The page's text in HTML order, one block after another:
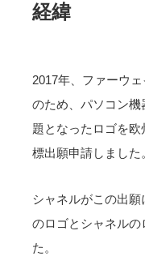
経緯
2017年、ファーウ
のため、パソコン
題となったロゴを
標出願申請しました
シャネルがこの出願
のロゴとシャネルの
た。